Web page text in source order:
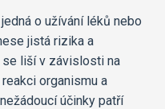
o užívání léků nebo
jistá rizika a
se liší v závislosti na
organismu a
účinky patří